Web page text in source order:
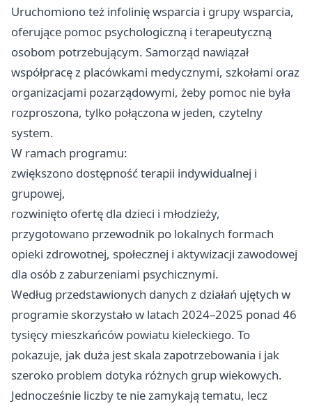
Uruchomiono też infolinię wsparcia i grupy wsparcia,
oferujące pomoc psychologiczną i terapeutyczną
osobom potrzebującym. Samorząd nawiązał
współpracę z placówkami medycznymi, szkołami oraz
organizacjami pozarządowymi, żeby pomoc nie była
rozproszona, tylko połączona w jeden, czytelny
system.
W ramach programu:
zwiększono dostępność terapii indywidualnej i
grupowej,
rozwinięto ofertę dla dzieci i młodzieży,
przygotowano przewodnik po lokalnych formach
opieki zdrowotnej, społecznej i aktywizacji zawodowej
dla osób z zaburzeniami psychicznymi.
Według przedstawionych danych z działań ujętych w
programie skorzystało w latach 2024–2025 ponad 46
tysięcy mieszkańców powiatu kieleckiego. To
pokazuje, jak duża jest skala zapotrzebowania i jak
szeroko problem dotyka różnych grup wiekowych.
Jednocześnie liczby te nie zamykają tematu, lecz